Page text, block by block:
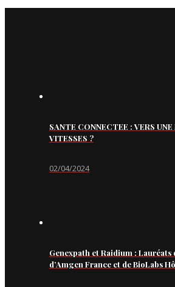
SANTE CONNECTEE : VERS
VITESSES ?
02/04/2024
Genexpath et Raidium : Lauréats
d’Amgen France et de BioLabs